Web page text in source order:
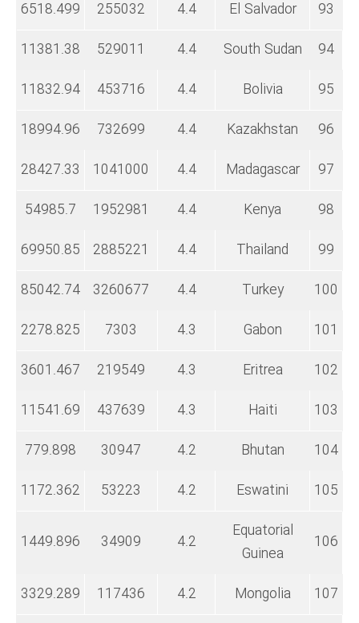
93
El Salvador
4.4
255032
6518.499
94
South Sudan
4.4
529011
11381.38
95
Bolivia
4.4
453716
11832.94
96
Kazakhstan
4.4
732699
18994.96
97
Madagascar
4.4
1041000
28427.33
98
Kenya
4.4
1952981
54985.7
99
Thailand
4.4
2885221
69950.85
100
Turkey
4.4
3260677
85042.74
101
Gabon
4.3
7303
2278.825
102
Eritrea
4.3
219549
3601.467
103
Haiti
4.3
437639
11541.69
104
Bhutan
4.2
30947
779.898
105
Eswatini
4.2
53223
1172.362
106
Equatorial
Guinea
4.2
34909
1449.896
107
Mongolia
4.2
117436
3329.289